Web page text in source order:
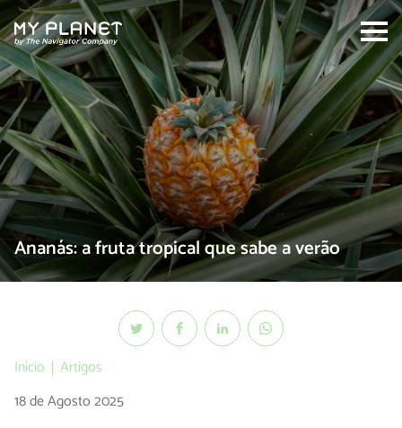
Search:
Ananás: a fruta tropical que sabe a verão
Início
Artigos
18 de Agosto 2025